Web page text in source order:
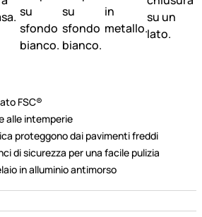
FSC®
alle intemperie
proteggono dai pavimenti freddi
di sicurezza per una facile pulizia
in alluminio antimorso